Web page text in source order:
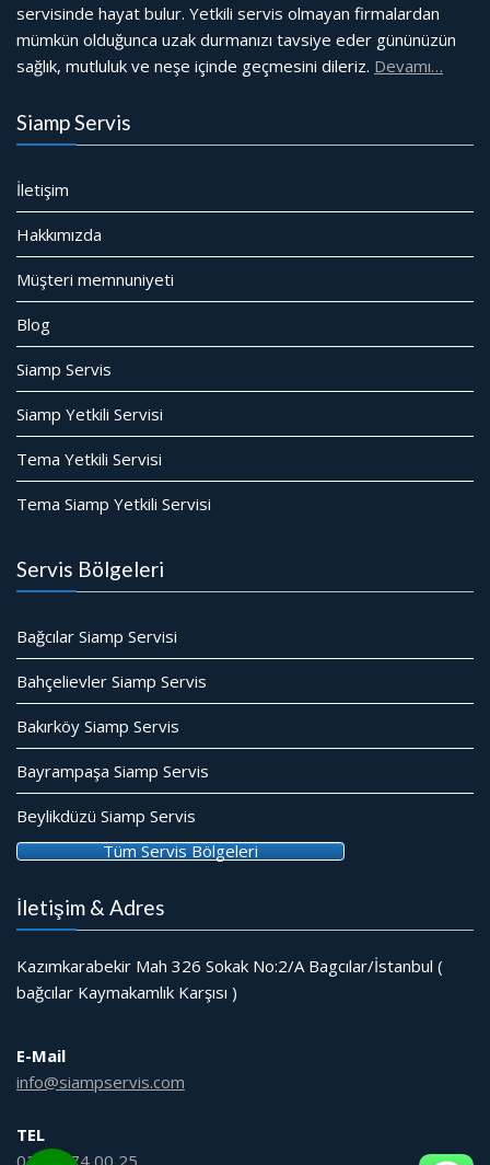
servisinde hayat bulur. Yetkili servis olmayan firmalardan
mümkün olduğunca uzak durmanızı tavsiye eder gününüzün
sağlık, mutluluk ve neşe içinde geçmesini dileriz. Devamı…
Siamp Servis
İletişim
Hakkımızda
Müşteri memnuniyeti
Blog
Siamp Servis
Siamp Yetkili Servisi
Tema Yetkili Servisi
Tema Siamp Yetkili Servisi
Servis Bölgeleri
Bağcılar Siamp Servisi
Bahçelievler Siamp Servis
Bakırköy Siamp Servis
Bayrampaşa Siamp Servis
Beylikdüzü Siamp Servis
Tüm Servis Bölgeleri
İletişim & Adres
Kazımkarabekir Mah 326 Sokak No:2/A Bagcılar/İstanbul (
bağcılar Kaymakamlık Karşısı )
E-Mail
info@siampservis.com
TEL
0212 474 00 25